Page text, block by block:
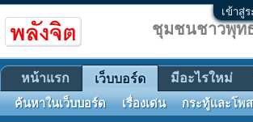
เข้าสู่
ชุมชนชาวพุท
หน้าแรก เว็บบอร์ด
ค้นหาในเว็บบอร์ด เรื่องเด่น กระทู้และโพ
มีอะไรใหม่